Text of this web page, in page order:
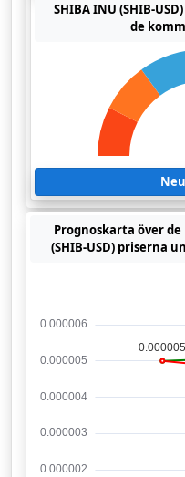
SHIBA INU (SHIB-
de
Prognoskarta över de
(SHIB-USD) priserna